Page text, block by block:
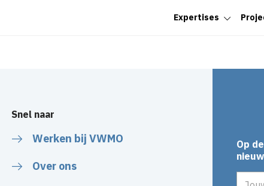
Expertises
Snel naar
Werken bij VWMO
Over ons
Op